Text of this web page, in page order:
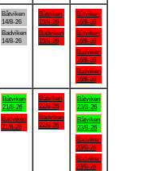
Båtviken
14/8-26
Badviken
14/8-26
Båtviken
15/8-26
Badviken
15/8-26
Båtviken
16/8-26
Båtviken
16/8-26
Badviken
16/8-26
Badviken
16/8-26
Båtviken
21/8-26
Badviken
21/8-26
Båtviken
22/8-26
Badviken
22/8-26
Båtviken
23/8-26
Båtviken
23/8-26
Badviken
23/8-26
Badviken
23/8-26